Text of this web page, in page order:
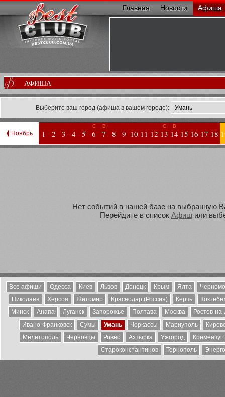
Главная Новости Афиша
АФИША
Выберите ваш город (афиша в вашем городе):
Ноябрь 1 2 3 4 5
С
6
В
7 8 9 10 11 12
С
13
В
14 15 16 17 18
Нет событий в нашей базе на выбранную
Перейдите в список Афиш или
Все афиши Одесса Киев Львов Донецк Крым Ялта
Николаев
Херсон Житомир Краснодар (Россия) Керчь
Минск
Анапа Луганск Запорожье Полтава Москва
Ростов-
Ивано-Франковск
Сумы Умань Черкассы Мариуполь
Мелитополь
Черновцы Ровно Ахтырка Ужгород
Кременчуг
Староконстантинов
Тернополь